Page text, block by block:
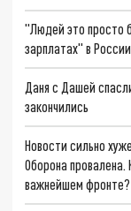
"Людей это просто
зарплатах" в России
Даня с Дашей
закончились
Новости сильно
Оборона провалена.
важнейшем фронте?